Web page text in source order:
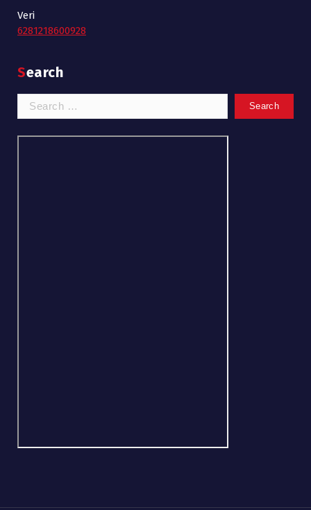
Veri
6281218600928
Search
Search